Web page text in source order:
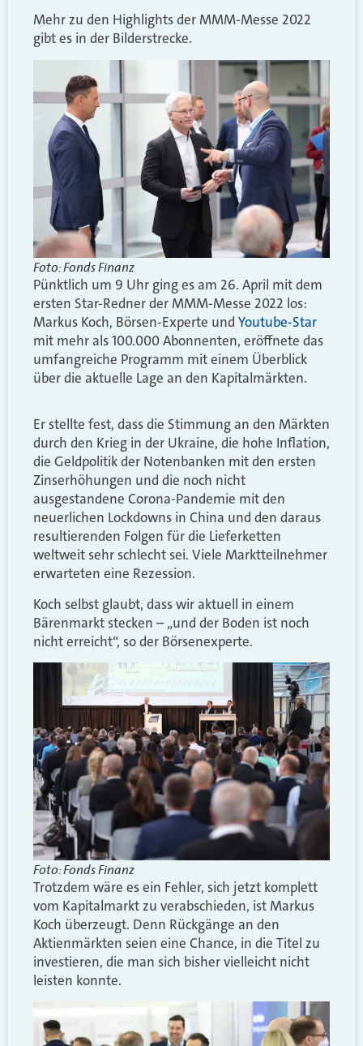
Mehr zu den Highlights der MMM-Messe 2022
gibt es in der Bilderstrecke.
Foto: Fonds Finanz
Pünktlich um 9 Uhr ging es am 26. April mit dem
ersten Star-Redner der MMM-Messe 2022 los:
Markus Koch, Börsen-Experte und Youtube-Star
mit mehr als 100.000 Abonnenten, eröffnete das
umfangreiche Programm mit einem Überblick
über die aktuelle Lage an den Kapitalmärkten.
Er stellte fest, dass die Stimmung an den Märkten
durch den Krieg in der Ukraine, die hohe Inflation,
die Geldpolitik der Notenbanken mit den ersten
Zinserhöhungen und die noch nicht
ausgestandene Corona-Pandemie mit den
neuerlichen Lockdowns in China und den daraus
resultierenden Folgen für die Lieferketten
weltweit sehr schlecht sei. Viele Marktteilnehmer
erwarteten eine Rezession.
Koch selbst glaubt, dass wir aktuell in einem
Bärenmarkt stecken – „und der Boden ist noch
nicht erreicht“, so der Börsenexperte.
Foto: Fonds Finanz
Trotzdem wäre es ein Fehler, sich jetzt komplett
vom Kapitalmarkt zu verabschieden, ist Markus
Koch überzeugt. Denn Rückgänge an den
Aktienmärkten seien eine Chance, in die Titel zu
investieren, die man sich bisher vielleicht nicht
leisten konnte.